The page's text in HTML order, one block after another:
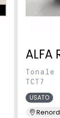
ALFA
TCT7
USATO